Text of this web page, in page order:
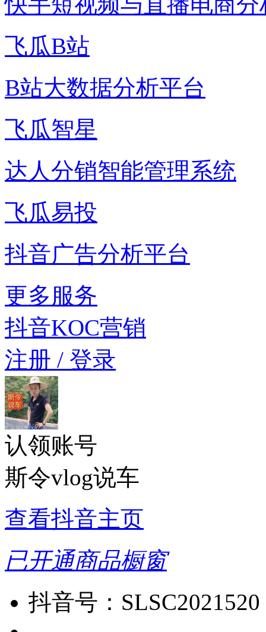
飞瓜B站
B站大数据分析平台
飞瓜智星
达人分销智能管理系统
飞瓜易投
抖音广告分析平台
更多服务
抖音KOC营销
注册 / 登录
认领账号
斯令vlog说车
查看抖音主页
已开通商品橱窗
抖音号： SLSC2021520